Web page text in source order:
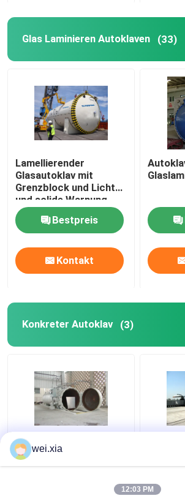
Glas Laminieren Autoklaven (33)
Lamellierender
Glasautoklav mit
Grenzblock und Licht
und solide Warnung
Bestpreis
Kontakt
Konkreter Autoklav (3)
Chemischer konkreter
Autoklav mit PLC-
wei.xia
12:03 PM